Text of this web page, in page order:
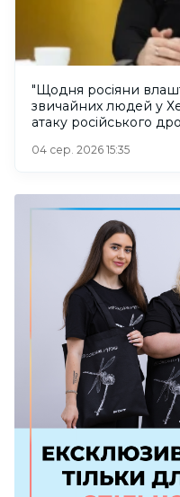
"Щодня росіяни
звичайних людей у
атаку російського
04 сер. 2026 15:35